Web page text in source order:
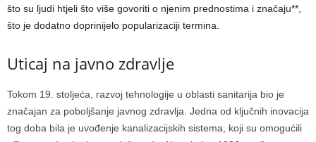
što su ljudi htjeli što više govoriti o njenim prednostima i značaju**,
što je dodatno doprinijelo popularizaciji termina.
Uticaj na javno zdravlje
Tokom 19. stoljeća, razvoj tehnologije u oblasti sanitarija bio je
značajan za poboljšanje javnog zdravlja. Jedna od ključnih inovacija
tog doba bila je uvođenje kanalizacijskih sistema, koji su omogućili